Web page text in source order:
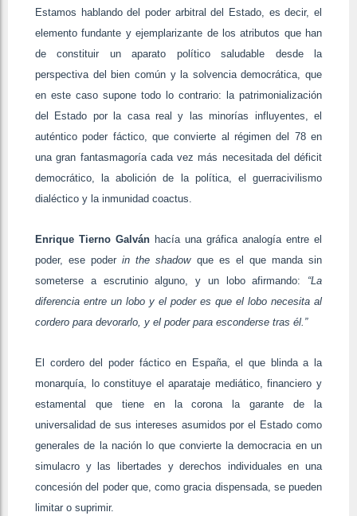
Estamos hablando del poder arbitral del Estado, es decir, el
elemento fundante y ejemplarizante de los atributos que han
de constituir un aparato político saludable desde la
perspectiva del bien común y la solvencia democrática, que
en este caso supone todo lo contrario: la patrimonialización
del Estado por la casa real y las minorías influyentes, el
auténtico poder fáctico, que convierte al régimen del 78 en
una gran fantasmagoría cada vez más necesitada del déficit
democrático, la abolición de la política, el guerracivilismo
dialéctico y la inmunidad coactus.
Enrique Tierno Galván hacía una gráfica analogía entre el
poder, ese poderin the shadowque es el que manda sin
someterse a escrutinio alguno, y un lobo afirmando: “La
diferencia entre un lobo y el poder es que el lobo necesita al
cordero para devorarlo, y el poder para esconderse tras él.”
El cordero del poder fáctico en España, el que blinda a la
monarquía, lo constituye el aparataje mediático, financiero y
estamental que tiene en la corona la garante de la
universalidad de sus intereses asumidos por el Estado como
generales de la nación lo que convierte la democracia en un
simulacro y las libertades y derechos individuales en una
concesión del poder que, como gracia dispensada, se pueden
limitar o suprimir.